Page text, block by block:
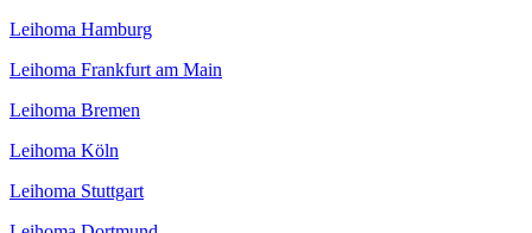
Leihoma Hamburg
Leihoma Frankfurt am Main
Leihoma Bremen
Leihoma Köln
Leihoma Stuttgart